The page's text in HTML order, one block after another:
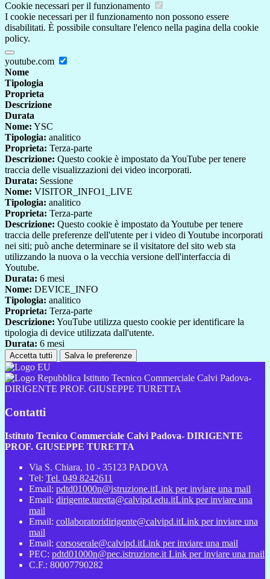
Cookie necessari per il funzionamento
I cookie necessari per il funzionamento non possono essere
disabilitati. È possibile consultare l'elenco nella pagina della cookie
policy.
youtube.com
Nome
Tipologia
Proprieta
Descrizione
Durata
Nome: YSC
Tipologia: analitico
Proprieta: Terza-parte
Descrizione: Questo cookie è impostato da YouTube per tenere
traccia delle visualizzazioni dei video incorporati.
Durata: Sessione
Nome: VISITOR_INFO1_LIVE
Tipologia: analitico
Proprieta: Terza-parte
Descrizione: Questo cookie è impostato da Youtube per tenere
traccia delle preferenze dell'utente per i video di Youtube incorporati
nei siti; può anche determinare se il visitatore del sito web sta
utilizzando la nuova o la vecchia versione dell'interfaccia di
Youtube.
Durata: 6 mesi
Nome: DEVICE_INFO
Tipologia: analitico
Proprieta: Terza-parte
Descrizione: YouTube utilizza questo cookie per identificare la
tipologia di device utilizzata dall'utente.
Durata: 6 mesi
Accetta tutti Salva le preferenze
Istituto Tecnico Commerciale Calvi Padova-
DIRIGENTE PROF. GIUSEPPE TURETTA
Contatti
Istituto Tecnico Commerciale Calvi Padova- DIRIGENTE
PROF. GIUSEPPE TURETTA
Via S. Chiara, 10 - 35123 PADOVA
Tel: Tel. 049 8242611
Email: pdtd01000n@istruzione.itLink per inviare una mail
Email: dirigente.turetta@calvipd.edu.itLink per inviare una
mail
Email: collaboratoridirigente@calvipd.itLink per inviare una
mail
Email: corsoserale@calvipd.itLink per inviare una mail
PEC: pdtd01000n@pec.istruzione.it Link per inviare una mail
C.F.: 80007790282